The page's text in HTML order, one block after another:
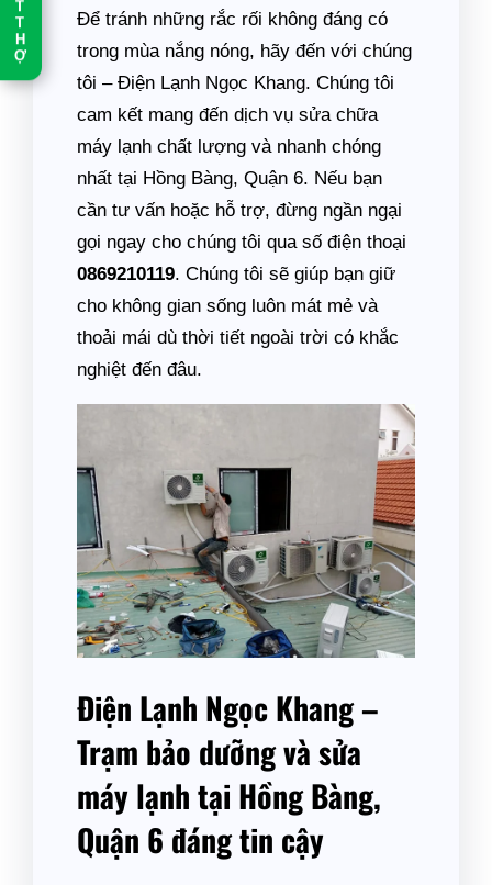
T
T
H
Ợ
Để tránh những rắc rối không đáng có
trong mùa nắng nóng, hãy đến với chúng
tôi – Điện Lạnh Ngọc Khang. Chúng tôi
cam kết mang đến dịch vụ sửa chữa
máy lạnh chất lượng và nhanh chóng
nhất tại Hồng Bàng, Quận 6. Nếu bạn
cần tư vấn hoặc hỗ trợ, đừng ngần ngại
gọi ngay cho chúng tôi qua số điện thoại
0869210119. Chúng tôi sẽ giúp bạn giữ
cho không gian sống luôn mát mẻ và
thoải mái dù thời tiết ngoài trời có khắc
nghiệt đến đâu.
Điện Lạnh Ngọc Khang –
Trạm bảo dưỡng và sửa
máy lạnh tại Hồng Bàng,
Quận 6 đáng tin cậy